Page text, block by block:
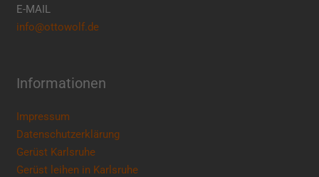
E-MAIL
info@ottowolf.de
Informationen
Impressum
Datenschutzerklärung
Gerüst Karlsruhe
Gerüst leihen in Karlsruhe